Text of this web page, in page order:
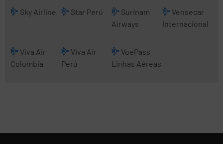
Sky Airline Star Perú
Surinam
Airways
Vensecar
Internacional
Viva Air
Colombia
Viva Air
Perú
VoePass
Linhas Aéreas